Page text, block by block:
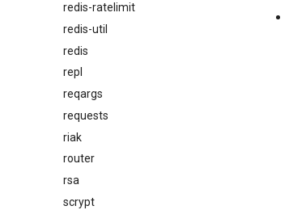
redis-ratelimit
redis-util
redis
repl
reqargs
requests
riak
router
rsa
scrypt